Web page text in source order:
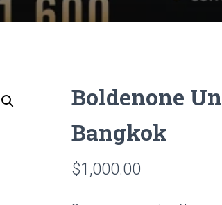
Boldenone
Bangkok
$1,000.00